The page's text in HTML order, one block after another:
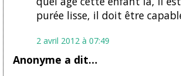
purée lisse, il doit être
2 avril 2012 à 07:49
Anonyme a dit…